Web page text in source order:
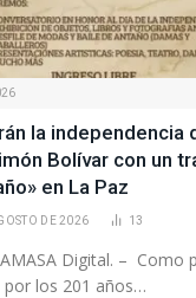
la independencia
Bolívar con un
en La Paz
DE 2026 13
Digital. – Como
los 201 años…